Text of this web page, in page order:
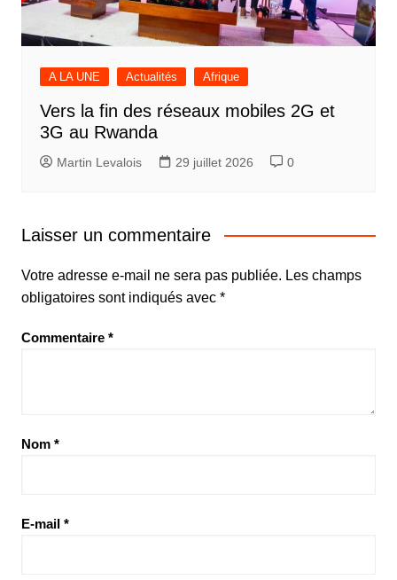
A LA UNE Actualités Afrique
Vers la fin des réseaux mobiles 2G et
3G au Rwanda
Martin Levalois 29 juillet 2026 0
Laisser un commentaire
Votre adresse e-mail ne sera pas publiée. Les champs
obligatoires sont indiqués avec *
Commentaire *
Nom *
E-mail *